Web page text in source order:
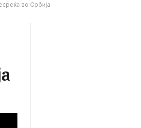
во Србија